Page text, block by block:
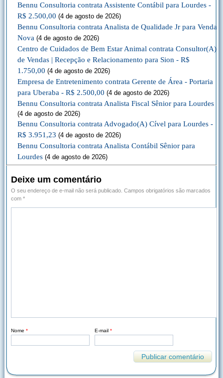
Bennu Consultoria contrata Assistente Contábil para Lourdes -
R$ 2.500,00 (4 de agosto de 2026)
Bennu Consultoria contrata Analista de Qualidade Jr para Venda
Nova (4 de agosto de 2026)
Centro de Cuidados de Bem Estar Animal contrata Consultor(A)
de Vendas | Recepção e Relacionamento para Sion - R$
1.750,00 (4 de agosto de 2026)
Empresa de Entretenimento contrata Gerente de Área - Portaria
para Uberaba - R$ 2.500,00 (4 de agosto de 2026)
Bennu Consultoria contrata Analista Fiscal Sênior para Lourdes
(4 de agosto de 2026)
Bennu Consultoria contrata Advogado(A) Cível para Lourdes -
R$ 3.951,23 (4 de agosto de 2026)
Bennu Consultoria contrata Analista Contábil Sênior para
Lourdes (4 de agosto de 2026)
Deixe um comentário
O seu endereço de e-mail não será publicado. Campos obrigatórios são marcados
com *
Nome * E-mail *